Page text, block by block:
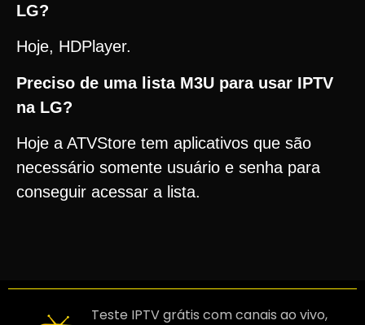
LG?
Hoje, HDPlayer.
Preciso de uma lista M3U para usar IPTV
na LG?
Hoje a ATVStore tem aplicativos que são
necessário somente usuário e senha para
conseguir acessar a lista.
Teste IPTV grátis com canais ao vivo,